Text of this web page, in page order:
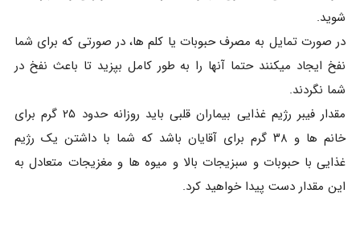
شوید.
در صورت تمایل به مصرف حبوبات یا کلم ها، در صورتی که برای شما
نفخ ایجاد میکنند حتما آنها را به طور کامل بپزید تا باعث نفخ در
شما نگردند.
مقدار فیبر رژیم غذایی بیماران قلبی باید روزانه حدود ۲۵ گرم برای
خانم ها و ۳۸ گرم برای آقایان باشد که شما با داشتن یک رژیم
غذایی با حبوبات و سبزیجات بالا و میوه ها و مغزیجات متعادل به
این مقدار دست پیدا خواهید کرد.